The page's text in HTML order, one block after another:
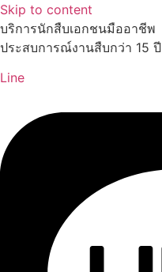
Skip to content
บริการนักสืบเอกชนมืออาชีพ
ประสบการณ์งานสืบกว่า 15 ปี
Line